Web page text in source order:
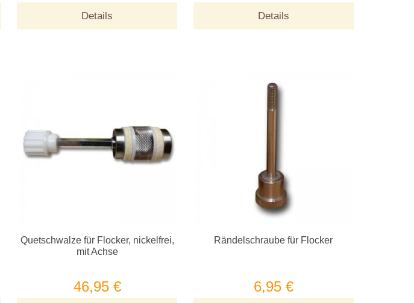
Details Details
Quetschwalze für Flocker, nickelfrei,
mit Achse
46,95 €
Rändelschraube für Flocker
6,95 €